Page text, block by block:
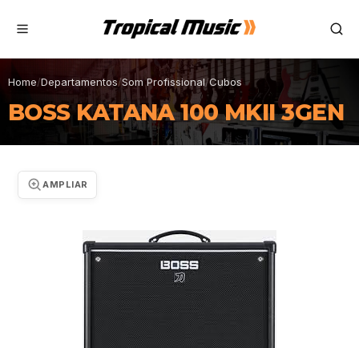
Home/Departamentos/Som Profissional/Cubos
BOSS KATANA 100 MKII 3GEN
AMPLIAR